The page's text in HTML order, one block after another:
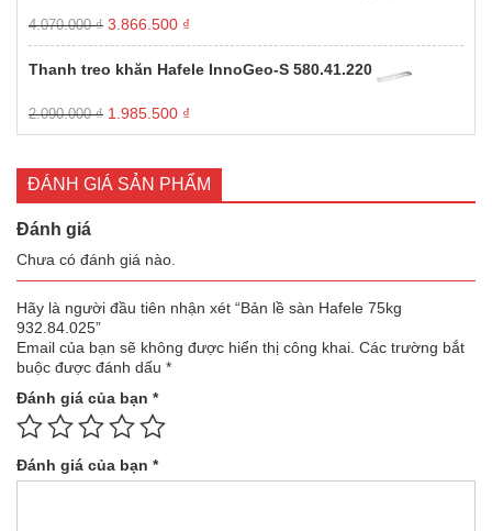
4.070.000₫ Giá
gốc
là:
3.866.500 ₫
hiện
tại
Thanh treo khăn Hafele InnoGeo-S 580.41.220
2.090.000₫ Giá
gốc
2.090.000 ₫.
1.985.500 ₫
hiện
là:
1.985.500 ₫.
ĐÁNH GIÁ SẢN PHẨM
Đánh giá
Chưa có đánh giá nào.
Hãy là người đầu tiên nhận xét “Bản lề sàn Hafele 75kg
932.84.025”
Email của bạn sẽ không được hiển thị công khai. Các trường bắt
buộc được đánh dấu *
Đánh giá của bạn *
Đánh giá của bạn *